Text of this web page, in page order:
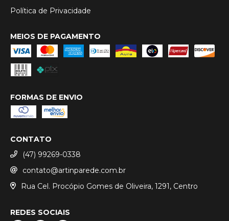
Política de Privacidade
MEIOS DE PAGAMENTO
FORMAS DE ENVIO
CONTATO
(47) 99269-0338
contato@artinparede.com.br
Rua Cel. Procópio Gomes de Oliveira, 1291, Centro
REDES SOCIAIS